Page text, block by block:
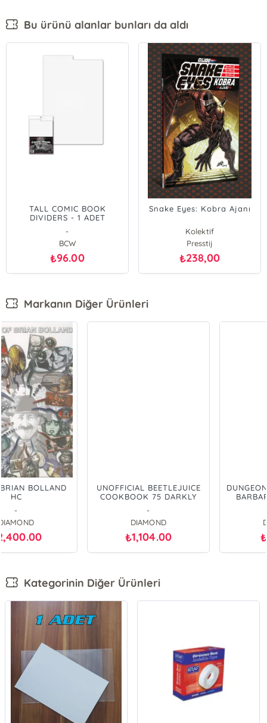
Bu ürünü alanlar bunları da aldı
TALL COMIC BOOK
DIVIDERS - 1 ADET
-
BCW
₺96.00
Snake Eyes: Kobra Ajanı
Kolektif
Presstij
₺238,00
Markanın Diğer Ürünleri
UNOFFICIAL BEETLEJUICE
COOKBOOK 75 DARKLY
DUNGEON ZENITH VOL 1-2
BARBARIAN PRINCESS
Kategorinin Diğer Ürünleri